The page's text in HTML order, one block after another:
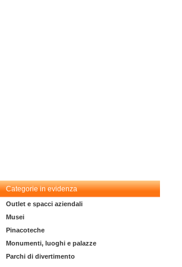
Categorie in evidenza
Outlet e spacci aziendali
Musei
Pinacoteche
Monumenti, luoghi e palazze
Parchi di divertimento